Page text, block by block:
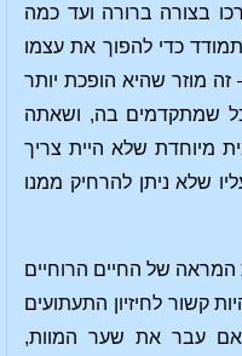
בצורה ברורה ועד כמה
כדי להפוך את עצמו
מוזר שהיא הופכת יותר
שמתקדמים בה, ושאתה
מיוחדת שלא היית צריך
שלא ניתן להרחיק ממנו
של החיים הרוחיים
קשור לחיזיון התעתועים
עבר את שער המוות,